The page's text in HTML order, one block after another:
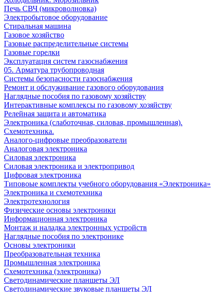
Печь СВЧ (микроволновка)
Электробытовое оборудование
Стиральная машина
Газовое хозяйство
Газовые распределительные системы
Газовые горелки
Эксплуатация систем газоснабжения
05. Арматура трубопроводная
Системы безопасности газоснабжения
Ремонт и обслуживание газового оборудования
Наглядные пособия по газовому хозяйству
Интерактивные комплексы по газовому хозяйству
Релейная защита и автоматика
Электроника (слаботочная, силовая, промышленная).
Схемотехника.
Аналого-цифровые преобразователи
Аналоговая электроника
Cиловая электроника
Cиловая электроника и электропривод
Цифровая электроника
Типовоые комплекты учебного оборудования «Электроника»
Электроника и схемотехника
Электротехнология
Физические основы электроники
Информационная электроника
Монтаж и наладка электронных устройств
Наглядные пособия по электронике
Основы электроники
Преобразовательная техника
Промышленная электроника
Схемотехника (электроника)
Светодинамические планшеты ЭЛ
Светодинамические звуковые планшеты ЭЛ